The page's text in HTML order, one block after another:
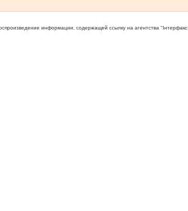
информации, содержащей ссылку на агентства